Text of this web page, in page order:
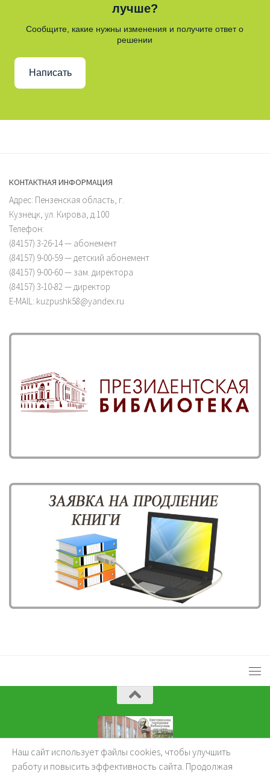
лучше?
Сообщите, какие нужны изменения и получите ответ о
решении
Написать
КОНТАКТНАЯ ИНФОРМАЦИЯ
Адрес: Пензенская область, г.
Кузнецк, ул. Кирова, д.100
Телефон:
(84157) 3-26-14 — абонемент
(84157) 9-00-59 — детский абонемент
(84157) 9-00-60 — зам. директора
(84157) 3-10-82 — директор
E-MAIL: kuzpushk58@yandex.ru
KuzBibliok © 2026.
Наш сайт использует файлы cookies, чтобы улучшить
работу и повысить эффективность сайта. Продолжая